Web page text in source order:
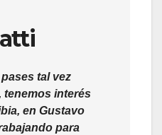
tal vez
tenemos interés
en Gustavo
para